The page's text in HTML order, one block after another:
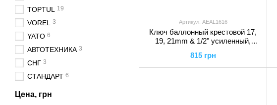
Артикул: AEAL1616
Ключ баллонный крестовой 17,
19, 21mm & 1/2" усиленный,
815 грн
TOPTUL 19
VOREL 3
YATO 6
АВТОТЕХНИКА 3
СНГ 3
СТАНДАРТ 6
Цена, грн